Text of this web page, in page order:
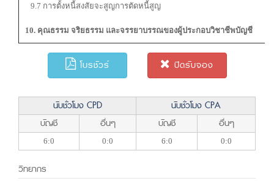
9.7 การตั้งหนี้สงสัยจะสูญการตัดหนี้สูญ
10. คุณธรรม จริยธรรม และจรรยาบรรณของผู้ประกอบวิชาชีพบัญชี
โบรชัวร์ ปิดรับจอง
นับชั่วโมง CPD
นับชั่วโมง CPA
บัญชี
อื่นๆ บัญชี อื่นๆ
6:0 0:0 6:0 0:0
วิทยากร